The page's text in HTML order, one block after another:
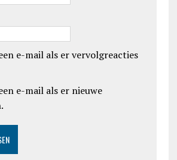
e-mail als er vervolgreacties
e-mail als er nieuwe